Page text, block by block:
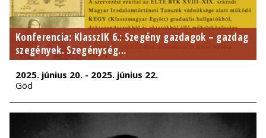
Konferencia: KlasszIK 6.: Szegény gazdagok – gazdag
szegények. Szegénység...
2025. június 20. - 2025. június 22.
Göd